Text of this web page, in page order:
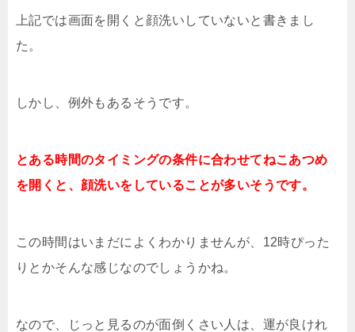
上記では画面を開くと顔洗いしていないと書きまし
た。
しかし、例外もあるそうです。
とある時間のタイミングの条件に合わせてねこあつめ
を開くと、顔洗いをしていることが多いそうです。
この時間はいまだによくわかりませんが、12時ぴった
りとかそんな感じなのでしょうかね。
なので、じっと見るのが面倒くさい人は、運が良けれ